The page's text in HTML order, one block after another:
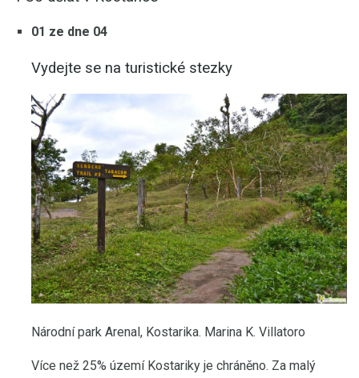
01 ze dne 04
Vydejte se na turistické stezky
Národní park Arenal, Kostarika. Marina K. Villatoro
Více než 25% území Kostariky je chráněno. Za malý